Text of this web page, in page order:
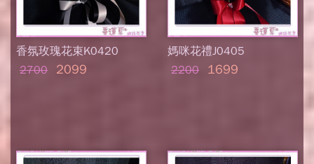
香氛玫瑰花束K0420
2700
2099
媽咪花禮J0405
2200
1699